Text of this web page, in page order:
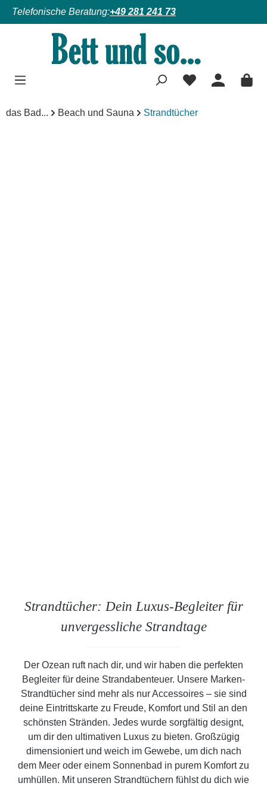
Zum Hauptinhalt springen
Telefonische Beratung:+49 281 241 73
das Bad... Beach und Sauna Strandtücher
Strandtücher: Dein Luxus-Begleiter für
unvergessliche Strandtage
Der Ozean ruft nach dir, und wir haben die perfekten
Begleiter für deine Strandabenteuer. Unsere Marken-
Strandtücher sind mehr als nur Accessoires – sie sind
deine Eintrittskarte zu Freude, Komfort und Stil an den
schönsten Stränden. Jedes wurde sorgfältig designt,
um dir den ultimativen Luxus zu bieten. Großzügig
dimensioniert und weich im Gewebe, um dich nach
dem Meer oder einem Sonnenbad in purem Komfort zu
umhüllen. Mit unseren Strandtüchern fühlst du dich wie